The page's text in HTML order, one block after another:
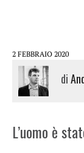
2 FEBBRAIO 2020
di
L’uomo è